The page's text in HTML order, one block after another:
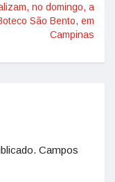
no domingo, a
São Bento, em
Campinas
Campos